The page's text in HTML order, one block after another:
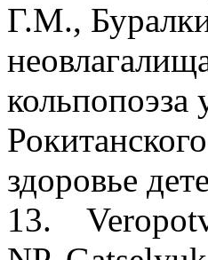
Г.М.,
здоровье
13.